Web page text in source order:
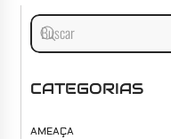
CATEGORIAS
AMEAÇA